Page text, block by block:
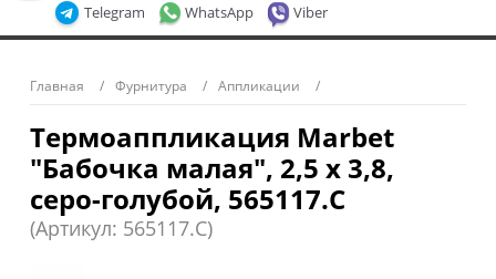
Telegram WhatsApp Viber
Главная Фурнитура Аппликации
Термоаппликация Marbet
"Бабочка малая", 2,5 х 3,8,
серо-голубой, 565117.C
(Артикул: 565117.C)